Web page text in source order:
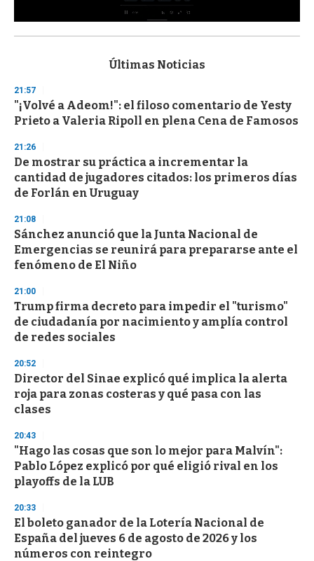
s
d
s
o
f
3
s
c
o
d
s
Últimas Noticias
21:57
"¡Volvé a Adeom!": el filoso comentario de Yesty
Prieto a Valeria Ripoll en plena Cena de Famosos
21:26
De mostrar su práctica a incrementar la
cantidad de jugadores citados: los primeros días
de Forlán en Uruguay
21:08
Sánchez anunció que la Junta Nacional de
Emergencias se reunirá para prepararse ante el
fenómeno de El Niño
21:00
Trump firma decreto para impedir el "turismo"
de ciudadanía por nacimiento y amplía control
de redes sociales
20:52
Director del Sinae explicó qué implica la alerta
roja para zonas costeras y qué pasa con las
clases
20:43
"Hago las cosas que son lo mejor para Malvín":
Pablo López explicó por qué eligió rival en los
playoffs de la LUB
20:33
El boleto ganador de la Lotería Nacional de
España del jueves 6 de agosto de 2026 y los
números con reintegro